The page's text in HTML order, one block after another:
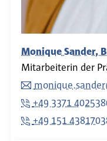
Monique Sander,
Mitarbeiterin der
+49 3371
+49 151